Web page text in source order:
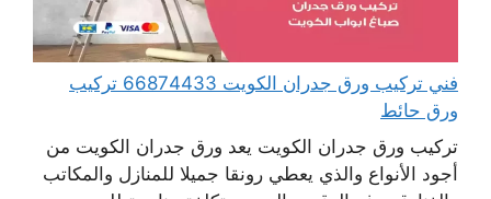
فني تركيب ورق جدران الكويت 66874433 تركيب
ورق حائط
تركيب ورق جدران الكويت يعد ورق جدران الكويت من
أجود الأنواع والذي يعطي رونقا جميلا للمنازل والمكاتب